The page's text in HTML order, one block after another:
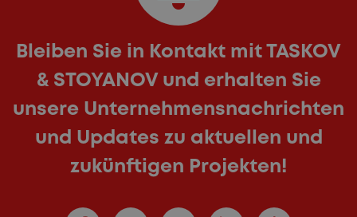
Bleiben Sie in Kontakt mit TASKOV
& STOYANOV und erhalten Sie
unsere Unternehmensnachrichten
und Updates zu aktuellen und
zukünftigen Projekten!